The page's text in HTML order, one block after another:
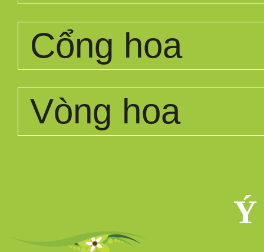
Cổng hoa
Vòng hoa
Ý